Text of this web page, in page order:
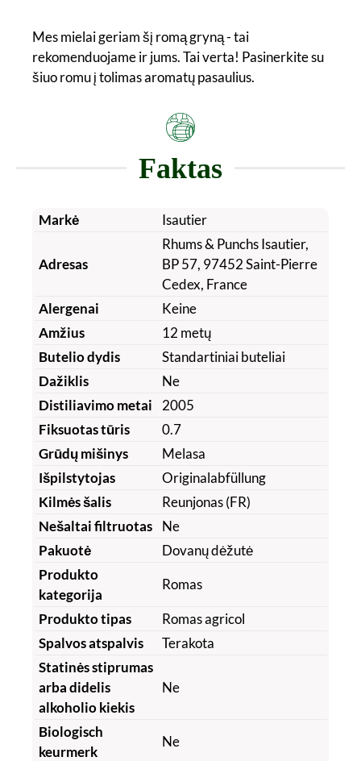
Mes mielai geriam šį romą gryną - tai
rekomenduojame ir jums. Tai verta! Pasinerkite su
šiuo romu į tolimas aromatų pasaulius.
Faktas
Markė Isautier
Adresas
Rhums & Punchs Isautier,
BP 57, 97452 Saint-Pierre
Cedex, France
Alergenai
Keine
Amžius
12 metų
Butelio dydis
Standartiniai buteliai
Dažiklis
Ne
Distiliavimo metai
2005
Fiksuotas tūris
0.7
Grūdų mišinys
Melasa
Išpilstytojas
Originalabfüllung
Kilmės šalis
Reunjonas (FR)
Nešaltai filtruotas
Ne
Pakuotė
Dovanų dėžutė
Produkto
kategorija
Romas
Produkto tipas
Romas agricol
Spalvos atspalvis
Terakota
Statinės stiprumas
arba didelis
alkoholio kiekis
Ne
Biologisch
keurmerk
Ne